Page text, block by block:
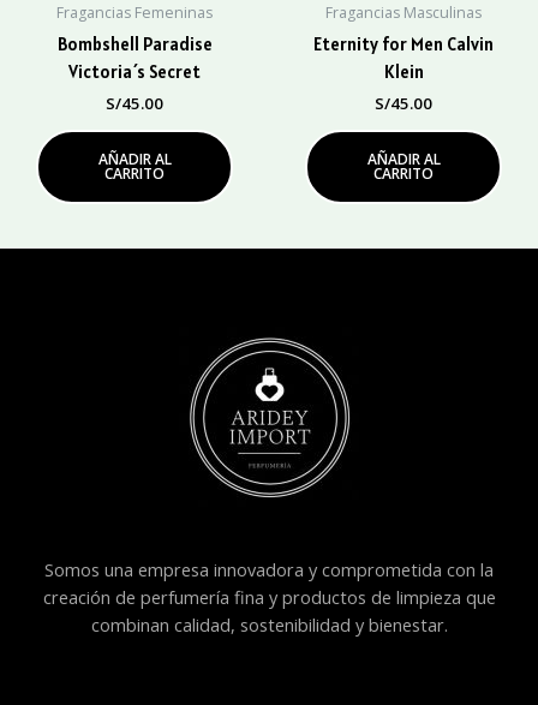
Fragancias Femeninas
Bombshell Paradise
Victoria´s Secret
S/45.00
AÑADIR AL
CARRITO
Fragancias Masculinas
Eternity for Men Calvin
Klein
S/45.00
AÑADIR AL
CARRITO
Somos una empresa innovadora y comprometida con la
creación de perfumería fina y productos de limpieza que
combinan calidad, sostenibilidad y bienestar.